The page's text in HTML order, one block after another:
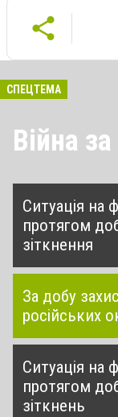
СПЕЦТЕМА
Війна
Ситуація на
протягом
зіткнення
За добу
російських
Ситуація на
протягом
зіткнень